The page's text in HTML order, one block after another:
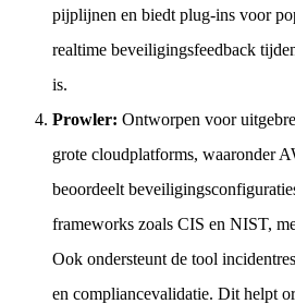
pijplijnen en biedt plug-ins voor
realtime beveiligingsfeedback
is.
Prowler: Ontworpen voor
grote cloudplatforms, waaronder
beoordeelt
frameworks zoals CIS en NIST,
Ook ondersteunt de tool
en compliancevalidatie. Dit helpt